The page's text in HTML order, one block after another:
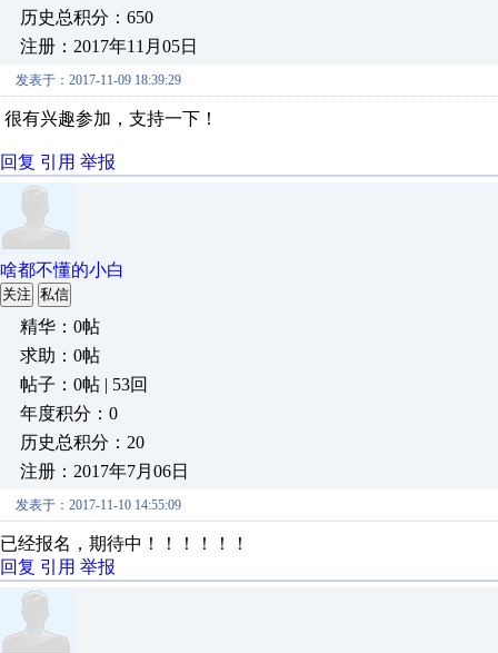
历史总积分：650
注册：2017年11月05日
发表于：2017-11-09 18:39:29
很有兴趣参加，支持一下！
回复 引用 举报
啥都不懂的小白
关注 私信
精华：0帖
求助：0帖
帖子：0帖 | 53回
年度积分：0
历史总积分：20
注册：2017年7月06日
发表于：2017-11-10 14:55:09
已经报名，期待中！！！！！！
回复 引用 举报